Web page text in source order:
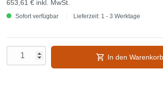
653,61 € inkl. MwSt.
Sofort verfügbar Lieferzeit: 1 - 3 Werktage
In den Warenkorb